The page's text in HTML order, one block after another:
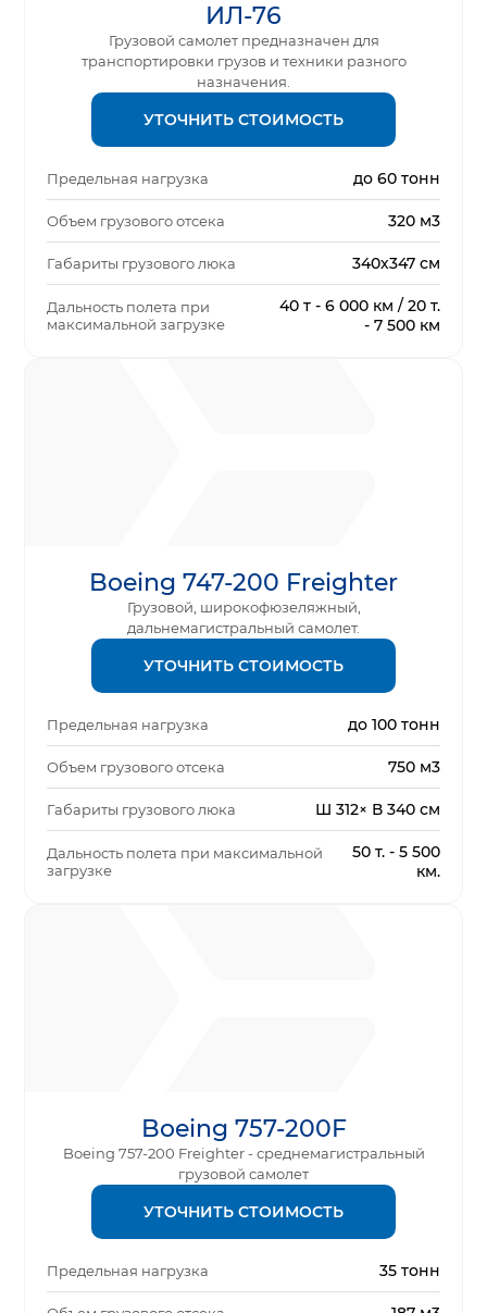
ИЛ-76
Грузовой самолет предназначен для
транспортировки грузов и техники разного
назначения.
УТОЧНИТЬ СТОИМОСТЬ
Предельная нагрузка до 60 тонн
Объем грузового отсека 320 м3
Габариты грузового люка 340х347 см
Дальность полета при
максимальной загрузке
40 т - 6 000 км / 20 т.
- 7 500 км
Boeing 747-200 Freighter
Грузовой, широкофюзеляжный,
дальнемагистральный самолет.
УТОЧНИТЬ СТОИМОСТЬ
Предельная нагрузка до 100 тонн
Объем грузового отсека 750 м3
Габариты грузового люка Ш 312× В 340 см
Дальность полета при максимальной
загрузке
50 т. - 5 500
км.
Boeing 757-200F
Boeing 757-200 Freighter - среднемагистральный
грузовой самолет
УТОЧНИТЬ СТОИМОСТЬ
Предельная нагрузка 35 тонн